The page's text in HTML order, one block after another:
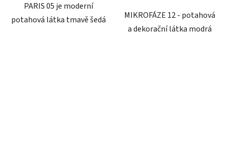
PARIS 05 je moderní
potahová látka tmavě šedá
MIKROFÁZE 12 - potahová
a dekorační látka modrá